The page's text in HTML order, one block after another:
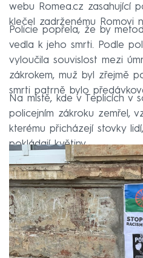
webu Romea.cz zasahující
klečel zadrženému Romovi
Policie popřela, že by
vedla k jeho smrti. Podle
vyloučila souvislost mezi
zákrokem, muž byl zřejmě
smrti patrně bylo
Na místě, kde v Teplicích v
policejním zákroku zemřel,
kterému přicházejí stovky
pokládají květiny.